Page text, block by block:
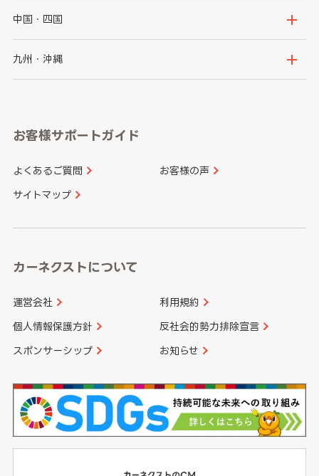
千葉県
神奈川県
石川県
山梨県
愛知県
大阪府
京都府
和歌山県
中国・四国
鳥取県
山口県
香川県 愛媛県
九州・沖縄
長崎県
大分県 宮崎県
お客様サポートガイド
よくあるご質問 お客様の声
サイトマップ
カーネクストについて
運営会社 利用規約
個人情報保護方針 反社会的勢力排除宣言
スポンサーシップ お知らせ